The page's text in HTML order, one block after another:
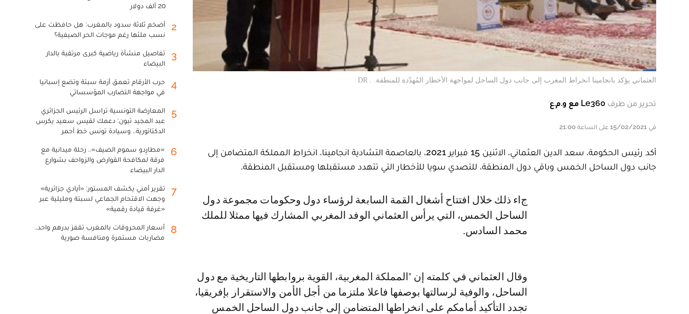
العثماني يؤكد بانجامينا انخراط المغرب إلى جانب دول الساحل لمواجهة الأخطار المُهدّدة للمنطقة. . DR
تحرير من طرف Le360 مع و.م.ع
في 15/02/2021 على الساعة 21:00
أكد رئيس الحكومة، سعد الدين العثماني، الاثنين 15 فبراير 2021، بالعاصمة التشادية انجامينا، انخراط المملكة المتضامن إلى
جانب دول الساحل الخمس وباقي دول المنطقة، للتصدي سويا للأخطار التي تتهدد مستقبلها ومستقبل المنطقة.
جاء ذلك خلال افتتاح أشغال القمة السابعة لرؤساء دول وحكومات مجموعة دول
الساحل الخمس، التي يرأس العثماني الوفد المغربي المشارك فيها ممثلا للملك
محمد السادس.
وقال العثماني في كلمته إن "المملكة المغربية، القوية بروابطها التاريخية مع دول
الساحل، والوفية لرسالتها بوصفها فاعلا ملتزما من أجل الأمن والاستقرار بإفريقيا،
تجدد التأكيد أمامكم على انخراطها المتضامن إلى جانب دول الساحل الخمس
20 ألف دولار
2
أضخم ثلاثة سدود بالمغرب: هل حافظت على
نسب ملئها رغم موجات الحر الصيفية؟
3
تفاصيل منشأة رياضية كبرى مرتقبة بالدار
البيضاء
4
حرب الأرقام تعمق أزمة سبتة وتضع إسبانيا
في مواجهة التضارب المؤسساتي
5
المعارضة التونسية تراسل الرئيس الجزائري
عبد المجيد تبون: دعمك لقيس سعيد يكرس
الدكتاتورية.. وسيادة تونس خط أحمر
6
«مطارِدو سموم الصيف».. رحلة ميدانية مع
فرقة لمكافحة القوارض والزواحف بشوارع
الدار البيضاء
7
تقرير أمني يكشف المستور: «أيادي جزائرية»
وجهت الاقتحام الجماعي لسبتة ومليلية عبر
«غرفة قيادة رقمية»
8
أسعار المحروقات بالمغرب تقفز بدرهم واحد..
مضاربات مستمرة ومنافسة صورية